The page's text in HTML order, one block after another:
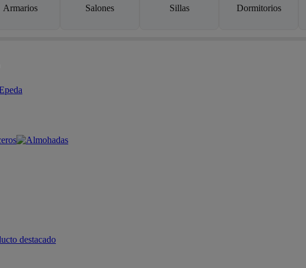
Armarios Salones Sillas Dormitorios